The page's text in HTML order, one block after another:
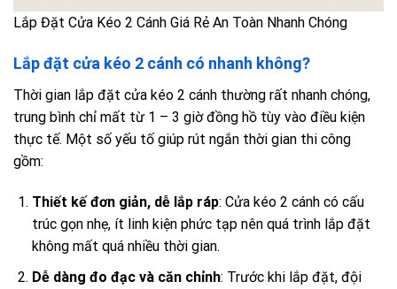
Lắp Đặt Cửa Kéo 2 Cánh Giá Rẻ An Toàn Nhanh Chóng
Lắp đặt cửa kéo 2 cánh có nhanh không?
Thời gian lắp đặt cửa kéo 2 cánh thường rất nhanh chóng,
trung bình chỉ mất từ 1 – 3 giờ đồng hồ tùy vào điều kiện
thực tế. Một số yếu tố giúp rút ngắn thời gian thi công
gồm:
Thiết kế đơn giản, dễ lắp ráp: Cửa kéo 2 cánh có cấu
trúc gọn nhẹ, ít linh kiện phức tạp nên quá trình lắp đặt
không mất quá nhiều thời gian.
Dễ dàng đo đạc và căn chỉnh: Trước khi lắp đặt, đội